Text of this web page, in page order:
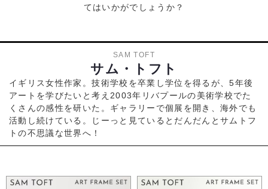
てはいかがでしょうか？
SAM TOFT
サム・トフト
イギリス女性作家。技術学校を卒業し学位を得るが、5年後
アートを学びたいと考え2003年リバプールの美術学校でた
くさんの感性を研いた。ギャラリーで個展を開き、海外でも
活動し続けている。じーっと見ているとだんだんとサムトフ
トの不思議な世界へ！